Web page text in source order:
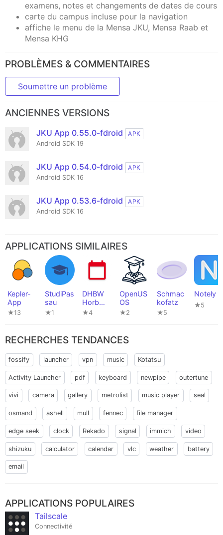
examens, notes et changements de dates de cours
carte du campus incluse pour la navigation
affiche le menu de la Mensa JKU, Mensa Raab et
Mensa KHG
PROBLÈMES & COMMENTAIRES
Soumettre un problème
ANCIENNES VERSIONS
JKU App 0.55.0-fdroid
APK
Android SDK 19
JKU App 0.54.0-fdroid
APK
Android SDK 16
JKU App 0.53.6-fdroid
APK
Android SDK 16
APPLICATIONS SIMILAIRES
Kepler-
App
★13
StudiPas
sau
★1
DHBW
Horb
Student
★4
OpenUS
OS
★2
Schmac
kofatz
★5
Notely
★5
RECHERCHES TENDANCES
fossify launcher vpn music Kotatsu
Activity Launcher pdf keyboard newpipe outertune
vivi camera gallery metrolist music player seal
osmand ashell mull fennec file manager
edge seek clock Rekado signal immich video
shizuku calculator calendar vlc weather battery
email
APPLICATIONS POPULAIRES
Tailscale
Connectivité